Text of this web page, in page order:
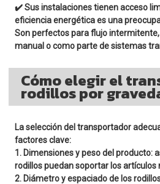
✔️ Sus instalaciones tienen acceso
eficiencia energética es una
Son perfectos para flujo
manual o como parte de sistemas
Cómo elegir el
rodillos por
La selección del transportador
factores clave:
1. Dimensiones y peso del producto:
rodillos puedan soportar los artículos
2. Diámetro y espaciado de los